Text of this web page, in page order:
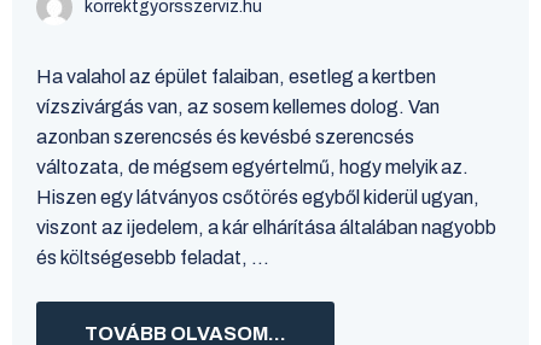
korrektgyorsszerviz.hu
Ha valahol az épület falaiban, esetleg a kertben
vízszivárgás van, az sosem kellemes dolog. Van
azonban szerencsés és kevésbé szerencsés
változata, de mégsem egyértelmű, hogy melyik az.
Hiszen egy látványos csőtörés egyből kiderül ugyan,
viszont az ijedelem, a kár elhárítása általában nagyobb
és költségesebb feladat, ...
TOVÁBB OLVASOM...